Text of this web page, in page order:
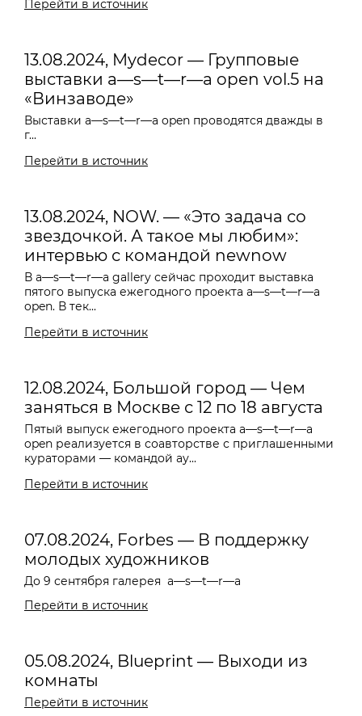
Перейти в источник
13.08.2024, Mydecor — Групповые
выставки a—s—t—r—a open vol.5 на
«Винзаводе»
Выставки a—s—t—r—a open проводятся дважды в
г...
Перейти в источник
13.08.2024, NOW. — «Это задача со
звездочкой. А такое мы любим»:
интервью с командой newnow
В a—s—t—r—a gallery сейчас проходит выставка
пятого выпуска ежегодного проекта a—s—t—r—a
open. В тек...
Перейти в источник
12.08.2024, Большой город — Чем
заняться в Москве с 12 по 18 августа
Пятый выпуск ежегодного проекта a—s—t—r—a
open реализуется в соавторстве с приглашенными
кураторами — командой ау...
Перейти в источник
07.08.2024, Forbes — В поддержку
молодых художников
До 9 сентября галерея a—s—t—r—a
Перейти в источник
05.08.2024, Blueprint — Выходи из
комнаты
Перейти в источник